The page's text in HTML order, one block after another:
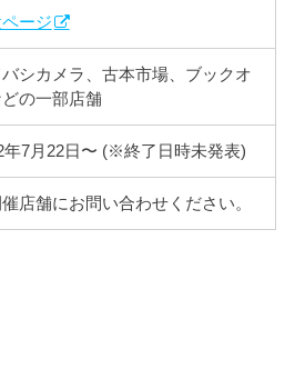
ージ
バシカメラ、古本市場、ブックオ
の一部店舗
年7月22日〜 (※終了日時未発表)
店舗にお問い合わせください。